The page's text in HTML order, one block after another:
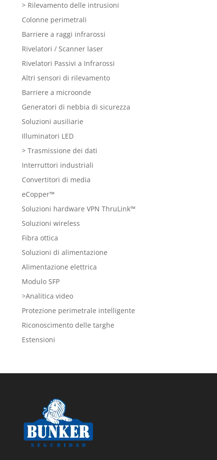
> Rilevamento delle intrusioni
Colonne perimetrali
Barriere a raggi infrarossi
Rivelatori / Scanner laser
Rivelatori Passivi a Infrarossi
Altri sensori di rilevamento
Barriere a microonde
Generatori di nebbia di sicurezza
Soluzioni ausiliarie
Illuminatori LED
> Trasmissione dei dati
Interruttori industriali
Convertitori di media
eCopper™
Soluzioni hardware VPN ThruLink™
Soluzioni wireless
Fibra ottica
Soluzioni di alimentazione
Alimentazione elettrica
Modulo SFP
>Analitica video
Protezione perimetrale intelligente
Riconoscimento delle targhe
Estensioni